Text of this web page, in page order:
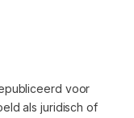
voor
als juridisch of